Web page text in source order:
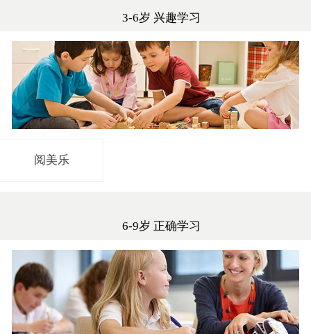
3-6岁 兴趣学习
阅美乐
6-9岁 正确学习